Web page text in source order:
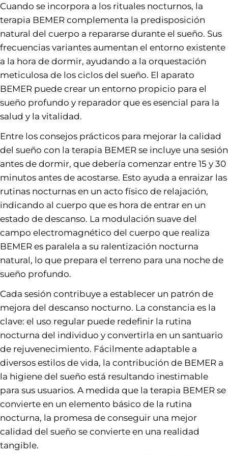
Cuando se incorpora a los rituales nocturnos, la
terapia BEMER complementa la predisposición
natural del cuerpo a repararse durante el sueño. Sus
frecuencias variantes aumentan el entorno existente
a la hora de dormir, ayudando a la orquestación
meticulosa de los ciclos del sueño. El aparato
BEMER puede crear un entorno propicio para el
sueño profundo y reparador que es esencial para la
salud y la vitalidad.
Entre los consejos prácticos para mejorar la calidad
del sueño con la terapia BEMER se incluye una sesión
antes de dormir, que debería comenzar entre 15 y 30
minutos antes de acostarse. Esto ayuda a enraizar las
rutinas nocturnas en un acto físico de relajación,
indicando al cuerpo que es hora de entrar en un
estado de descanso. La modulación suave del
campo electromagnético del cuerpo que realiza
BEMER es paralela a su ralentización nocturna
natural, lo que prepara el terreno para una noche de
sueño profundo.
Cada sesión contribuye a establecer un patrón de
mejora del descanso nocturno. La constancia es la
clave: el uso regular puede redefinir la rutina
nocturna del individuo y convertirla en un santuario
de rejuvenecimiento. Fácilmente adaptable a
diversos estilos de vida, la contribución de BEMER a
la higiene del sueño está resultando inestimable
para sus usuarios. A medida que la terapia BEMER se
convierte en un elemento básico de la rutina
nocturna, la promesa de conseguir una mejor
calidad del sueño se convierte en una realidad
tangible.